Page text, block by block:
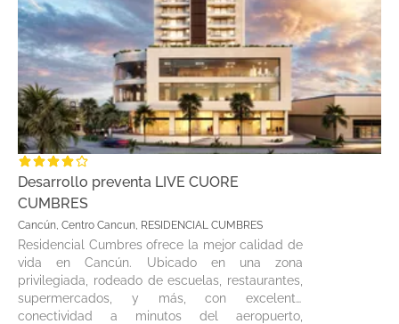
Nundeck con camastros
Jacuzzis
Pool Bar
Área de asadores
Lounge Spots
Desarrollo preventa LIVE CUORE
CUMBRES
Cancún, Centro Cancun, RESIDENCIAL CUMBRES
Residencial Cumbres ofrece la mejor calidad de
vida en Cancún. Ubicado en una zona
privilegiada, rodeado de escuelas, restaurantes,
supermercados, y más, con excelente
conectividad a minutos del aeropuerto,